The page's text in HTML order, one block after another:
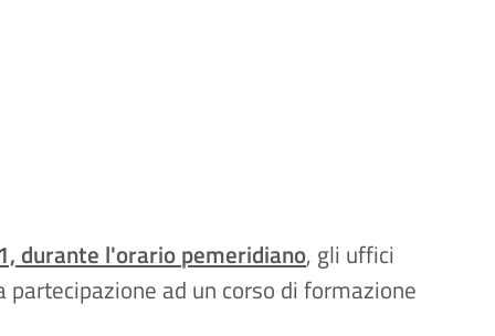
durante l'orario pemeridiano, gli uffici
ad un corso di formazione